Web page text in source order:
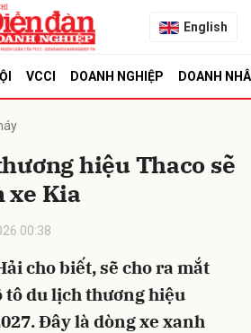
English
VCCI DOANH NGHIỆP DOANH
hiệu Thaco sẽ
xe Kia
00:38
cho biết, sẽ cho ra mắt
tô du lịch thương hiệu
Đây là dòng xe xanh
Hủy